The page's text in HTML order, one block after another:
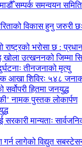
सम्पर्क समन्वयन
विकास हुनु जरुरी
राष्ट्रको भरोसा छ :
उत्खननको जिम्मा
तीनजनाको मृत्यु
आखा शिविरः ५४८
सर्वोपरी हितमा जनयुद्ध
नामक पुस्तक लोकार्पण
सरकारी मान्यताः
गर्न लागेको विद्युत